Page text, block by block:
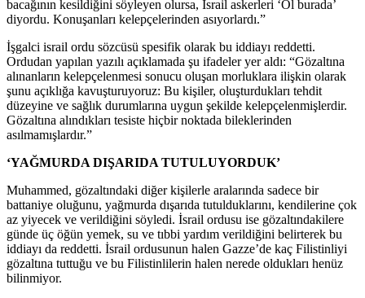
bacağının kesildiğini söyleyen olursa, İsrail askerleri ‘Öl burada’
diyordu. Konuşanları kelepçelerinden asıyorlardı.”
İşgalci israil ordu sözcüsü spesifik olarak bu iddiayı reddetti.
Ordudan yapılan yazılı açıklamada şu ifadeler yer aldı: “Gözaltına
alınanların kelepçelenmesi sonucu oluşan morluklara ilişkin olarak
şunu açıklığa kavuşturuyoruz: Bu kişiler, oluşturdukları tehdit
düzeyine ve sağlık durumlarına uygun şekilde kelepçelenmişlerdir.
Gözaltına alındıkları tesiste hiçbir noktada bileklerinden
asılmamışlardır.”
‘YAĞMURDA DIŞARIDA TUTULUYORDUK’
Muhammed, gözaltındaki diğer kişilerle aralarında sadece bir
battaniye oluğunu, yağmurda dışarıda tutulduklarını, kendilerine çok
az yiyecek ve verildiğini söyledi. İsrail ordusu ise gözaltındakilere
günde üç öğün yemek, su ve tıbbi yardım verildiğini belirterek bu
iddiayı da reddetti. İsrail ordusunun halen Gazze’de kaç Filistinliyi
gözaltına tuttuğu ve bu Filistinlilerin halen nerede oldukları henüz
bilinmiyor.